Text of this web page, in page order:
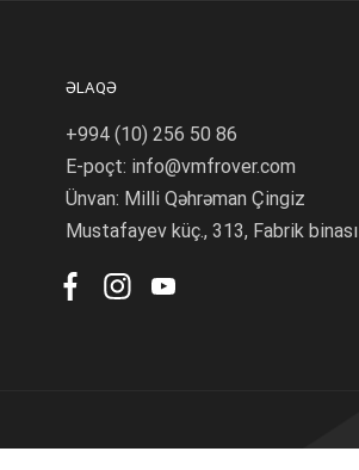
ƏLAQƏ
+994 (10) 256 50 86
E-poçt: info@vmfrover.com
Ünvan: Milli Qəhrəman Çingiz
Mustafayev küç., 313, Fabrik binası